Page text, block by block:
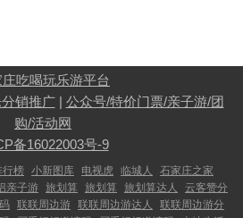
吃喝玩乐游平台
销推广| 公众号/特价门票/亲子游/团
购/活动网
备16022003号-9
行榜 小新图库 电视虎 临城人
石家庄之家
亲子游 旅划算 旅划算 旅划算达人
云客赞分
联联周边游 联联周边游达人
联联周边游分